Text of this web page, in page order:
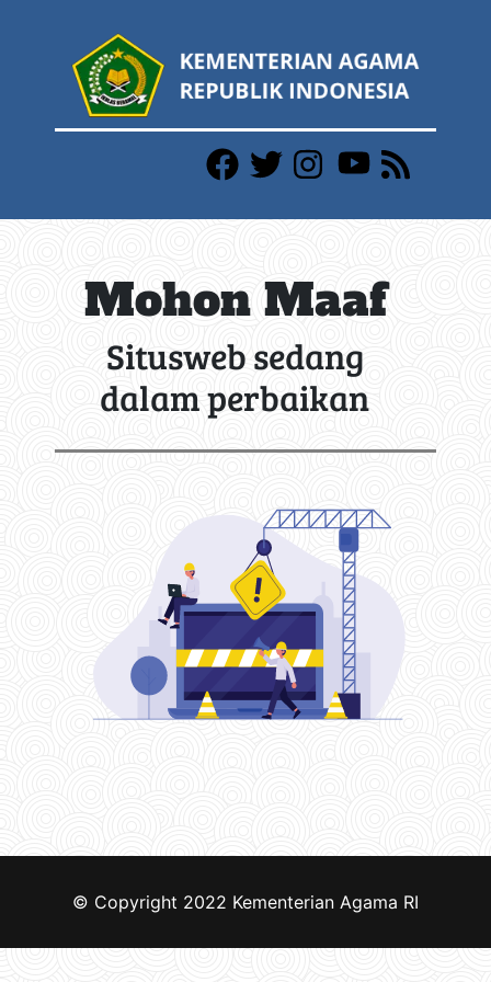
Mohon Maaf
Situsweb sedang
dalam perbaikan
© Copyright 2022 Kementerian Agama RI